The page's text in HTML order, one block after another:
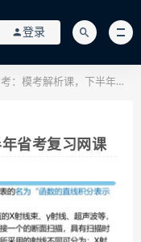
登录
模考解析课，下半年省考复习网课
省考复习网课